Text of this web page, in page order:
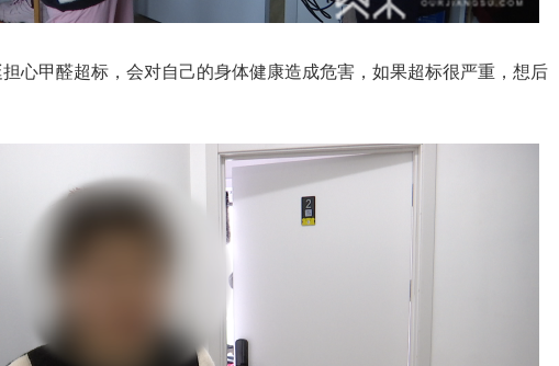
甲醛超标，会对自己的身体健康造成危害，如果超标很严重，想后